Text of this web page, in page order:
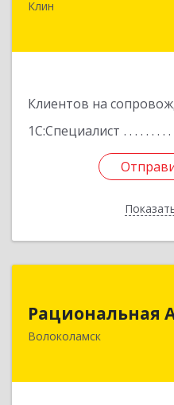
Клин
Клиентов на
1С:Специалист
Рациональная
Волоколамск
143600,
Волоколамск г,